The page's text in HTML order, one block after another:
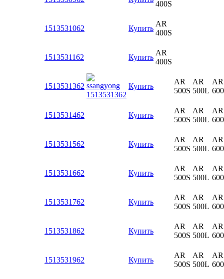
400S
1513531062 Купить
AR
400S
1513531162 Купить
AR
400S
1513531362 Купить
AR
500S
AR
500L
AR
1513531462 Купить
AR
500S
AR
500L
AR
1513531562 Купить
AR
500S
AR
500L
AR
1513531662 Купить
AR
500S
AR
500L
AR
1513531762 Купить
AR
500S
AR
500L
AR
1513531862 Купить
AR
500S
AR
500L
AR
1513531962 Купить
AR
500S
AR
500L
AR